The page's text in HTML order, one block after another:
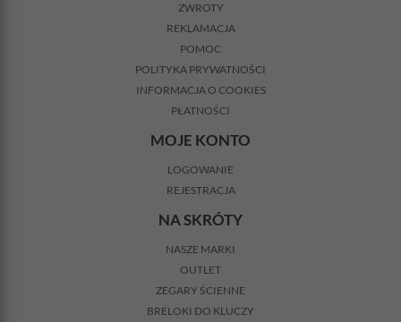
ZWROTY
REKLAMACJA
POMOC
POLITYKA PRYWATNOŚCI
INFORMACJA O COOKIES
PŁATNOŚCI
MOJE KONTO
LOGOWANIE
REJESTRACJA
NA SKRÓTY
NASZE MARKI
OUTLET
ZEGARY ŚCIENNE
BRELOKI DO KLUCZY